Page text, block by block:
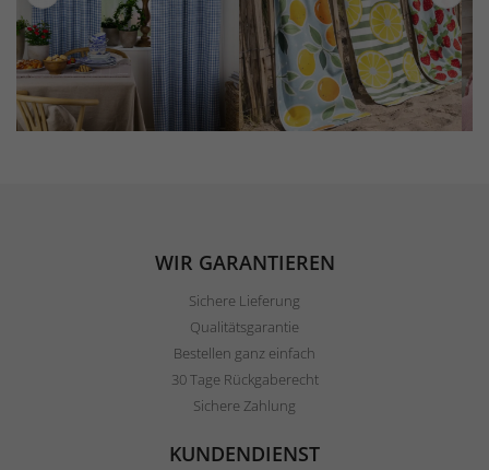
WIR GARANTIEREN
Sichere Lieferung
Qualitätsgarantie
Bestellen ganz einfach
30 Tage Rückgaberecht
Sichere Zahlung
KUNDENDIENST